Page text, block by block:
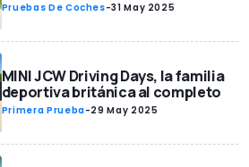
Pruebas De Coches-31 May 2025
MINI JCW Driving Days, la familia
deportiva británica al completo
Primera Prueba-29 May 2025